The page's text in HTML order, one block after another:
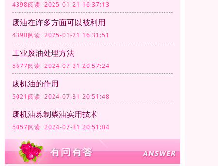
4398阅读 2025-01-21 16:37:13
废油在许多方面可以被利用
4390阅读 2025-01-21 16:31:51
工业废油处理方法
5677阅读 2024-07-31 20:57:24
废机油的作用
5021阅读 2024-07-31 20:51:48
废机油炼制柴油实用技术
5057阅读 2024-07-31 20:51:04